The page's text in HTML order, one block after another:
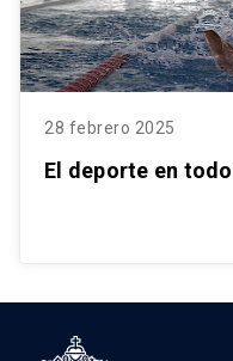
28 febrero 2025
El deporte en